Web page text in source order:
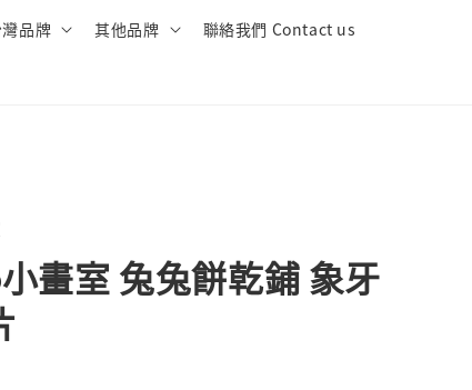
品牌 其他品牌 聯絡我們 Contact us
畫室 兔兔餅乾鋪 象牙